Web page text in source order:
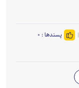
پسندها : ۰